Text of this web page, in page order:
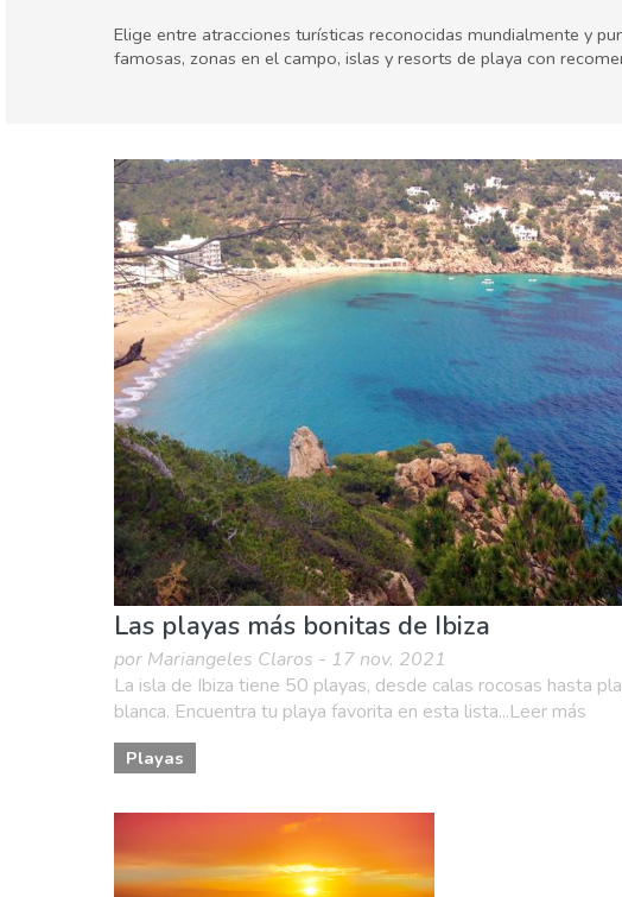
Elige entre atracciones turísticas reconocidas mundialmente y
famosas, zonas en el campo, islas y resorts de playa con
Dónde quedarse
Playas
Las playas más bonitas de Ibiza
por Mariangeles Claros - 17 nov. 2021
La isla de Ibiza tiene 50 playas, desde calas rocosas hasta
blanca. Encuentra tu playa favorita en esta lista...Leer más
Playas